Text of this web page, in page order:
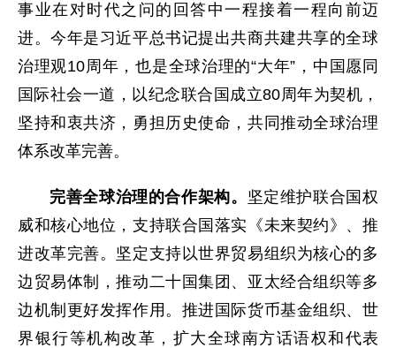
事业在对时代之问的回答中一程接着一程向前迈
进。今年是习近平总书记提出共商共建共享的全球
治理观10周年，也是全球治理的“大年”，中国愿同
国际社会一道，以纪念联合国成立80周年为契机，
坚持和衷共济，勇担历史使命，共同推动全球治理
体系改革完善。
完善全球治理的合作架构。 坚定维护联合国权
威和核心地位，支持联合国落实《未来契约》、推
进改革完善。坚定支持以世界贸易组织为核心的多
边贸易体制，推动二十国集团、亚太经合组织等多
边机制更好发挥作用。推进国际货币基金组织、世
界银行等机构改革，扩大全球南方话语权和代表